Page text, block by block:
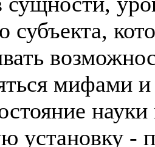
субъекта,
мифами
установку -